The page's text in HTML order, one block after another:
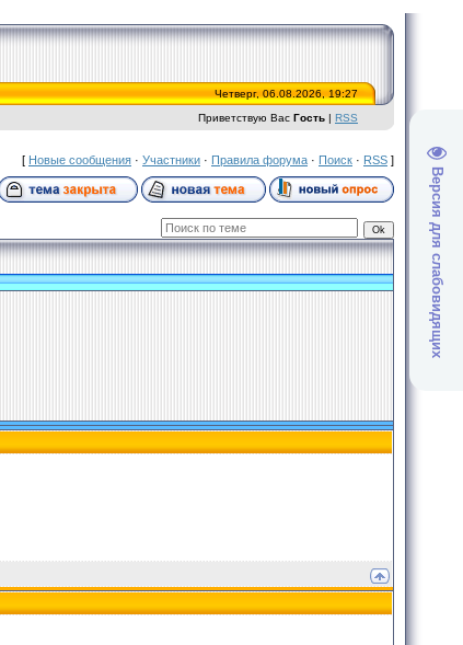
Версия для слабовидящих
Четверг, 06.08.2026, 19:27
Приветствую Вас Гость | RSS
[ Новые сообщения · Участники · Правила форума · Поиск · RSS ]